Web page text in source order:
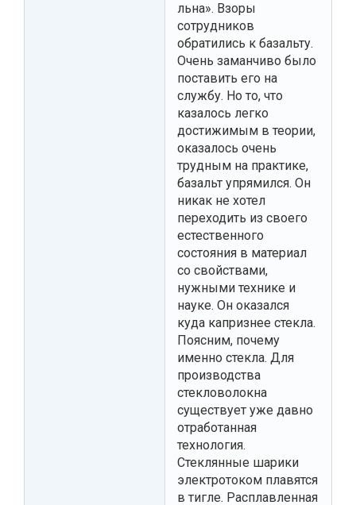
льна». Взоры
сотрудников
обратились к базальту.
Очень заманчиво было
поставить его на
службу. Но то, что
казалось легко
достижимым в теории,
оказалось очень
трудным на практике,
базальт упрямился. Он
никак не хотел
переходить из своего
естественного
состояния в материал
со свойствами,
нужными технике и
науке. Он оказался
куда капризнее стекла.
Поясним, почему
именно стекла. Для
производства
стекловолокна
существует уже давно
отработанная
технология.
Стеклянные шарики
электротоком плавятся
в тигле. Расплавленная